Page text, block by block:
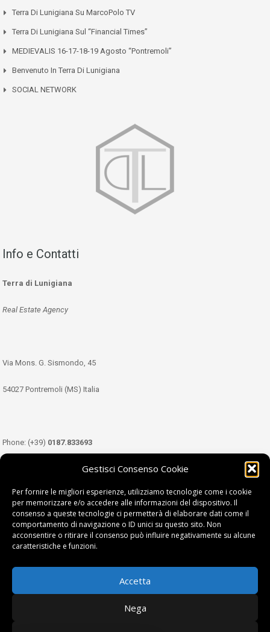
Gestisci Consenso Cookie
Per fornire le migliori esperienze, utilizziamo tecnologie come i cookie
per memorizzare e/o accedere alle informazioni del dispositivo. Il
consenso a queste tecnologie ci permetterà di elaborare dati come il
comportamento di navigazione o ID unici su questo sito. Non
acconsentire o ritirare il consenso può influire negativamente su alcune
caratteristiche e funzioni.
Accetta
Nega
Terra Di Lunigiana Su MarcoPolo TV
Terra Di Lunigiana Sul “Financial Times”
MEDIEVALIS 16-17-18-19 Agosto “Pontremoli”
Benvenuto In Terra Di Lunigiana
SOCIAL NETWORK
Info e Contatti
Terra di Lunigiana
Real Estate Agency
Via Mons. G. Sismondo, 45
54027 Pontremoli (MS) Italia
Phone: (+39) 0187.833693
349.3489333
Email:info@tdl.it
Terra di Lunigiana © di Filippi William - P.Iva 01374450458